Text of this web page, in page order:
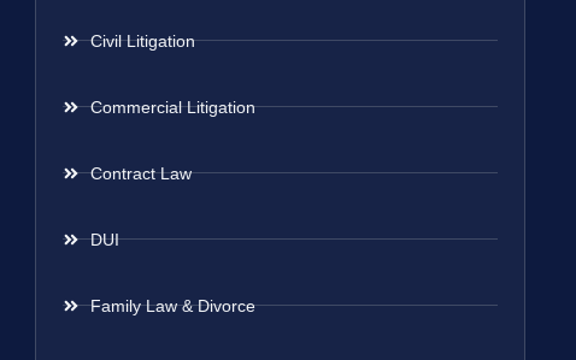
Civil Litigation
Commercial Litigation
Contract Law
DUI
Family Law & Divorce